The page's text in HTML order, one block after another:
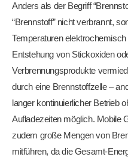
Anders als der Begriff
“Brennstoff” nicht verbrannt,
Temperaturen
Entstehung von Stickoxiden
Verbrennungsprodukte
durch eine Brennstoffzelle –
langer kontinuierlicher Betrieb
Aufladezeiten möglich. Mobile
zudem große Mengen von
mitführen, da die Gesamt-